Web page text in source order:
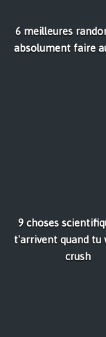
6 meilleures
absolument faire
9 choses
t'arrivent quand tu
crush